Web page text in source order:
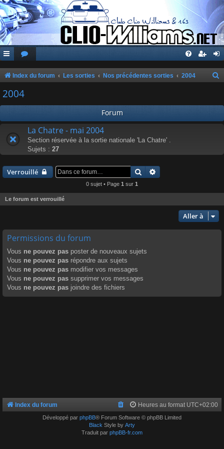
Index du forum Les sorties Nos précédentes sorties 2004
c
r
2004
Forum
La Chatre - mai 2004
Section réservée à la sortie nationale 'La Chatre' .
Sujets : 27
Verrouillé Rechercher
0 sujet • Page 1 sur 1
Le forum est verrouillé
Aller à
Permissions du forum
Vous ne pouvez pas poster de nouveaux sujets
Vous ne pouvez pas répondre aux sujets
Vous ne pouvez pas modifier vos messages
Vous ne pouvez pas supprimer vos messages
Vous ne pouvez pas joindre des fichiers
Index du forum Heures au format UTC+02:00
Développé par phpBB® Forum Software © phpBB Limited
Black Style by Arty
Traduit par phpBB-fr.com